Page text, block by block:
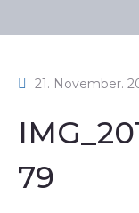
21. November.
79